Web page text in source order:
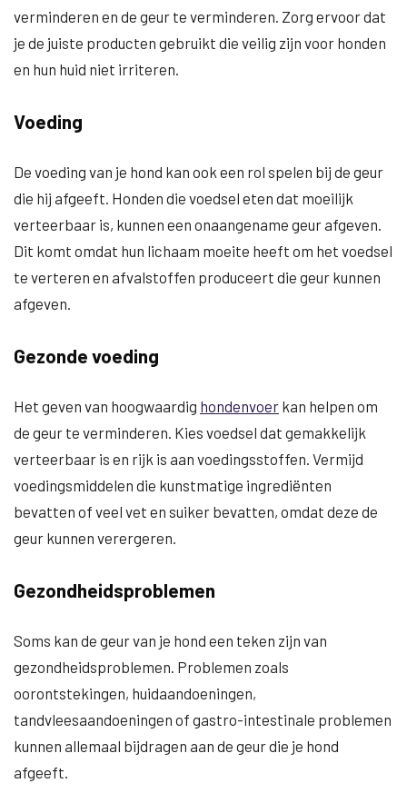
verminderen en de geur te verminderen. Zorg ervoor dat
je de juiste producten gebruikt die veilig zijn voor honden
en hun huid niet irriteren.
Voeding
De voeding van je hond kan ook een rol spelen bij de geur
die hij afgeeft. Honden die voedsel eten dat moeilijk
verteerbaar is, kunnen een onaangename geur afgeven.
Dit komt omdat hun lichaam moeite heeft om het voedsel
te verteren en afvalstoffen produceert die geur kunnen
afgeven.
Gezonde voeding
Het geven van hoogwaardig hondenvoer kan helpen om
de geur te verminderen. Kies voedsel dat gemakkelijk
verteerbaar is en rijk is aan voedingsstoffen. Vermijd
voedingsmiddelen die kunstmatige ingrediënten
bevatten of veel vet en suiker bevatten, omdat deze de
geur kunnen verergeren.
Gezondheidsproblemen
Soms kan de geur van je hond een teken zijn van
gezondheidsproblemen. Problemen zoals
oorontstekingen, huidaandoeningen,
tandvleesaandoeningen of gastro-intestinale problemen
kunnen allemaal bijdragen aan de geur die je hond
afgeeft.